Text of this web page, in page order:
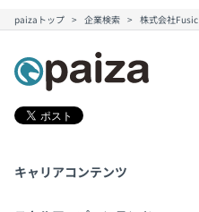
paizaトップ 企業検索 株式会社Fusic
キャリアコンテンツ